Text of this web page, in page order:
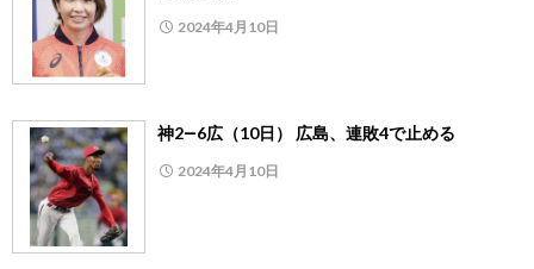
2024年4月10日
神2―6広（10日） 広島、連敗4で止める
2024年4月10日